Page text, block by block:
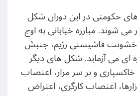
حکومتی در این دوران شکل
می شوند. مبارزه خیابانی به اوج
خشونت فاشیستی رژیم، جنبش
ای می آزماید. شکل های دیگر
خاکسپاری و بر سر مزار، اعتصاب
اعتصاب کارگری، اعتراض